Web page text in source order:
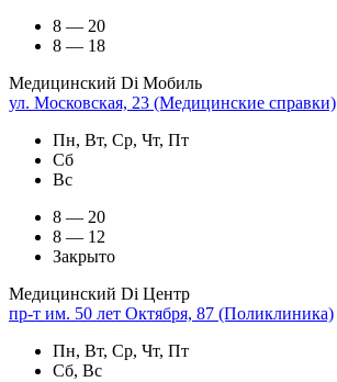
8 — 20
8 — 18
Медицинский Di Мобиль
ул. Московская, 23 (Медицинские справки)
Пн, Вт, Ср, Чт, Пт
Сб
Вс
8 — 20
8 — 12
Закрыто
Медицинский Di Центр
пр-т им. 50 лет Октября, 87 (Поликлиника)
Пн, Вт, Ср, Чт, Пт
Сб, Вс